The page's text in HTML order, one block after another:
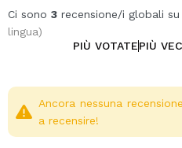
Ci sono 3 recensione/i globali
lingua)
PIÙ VOTATEPIÙ
Ancora nessuna
a recensire!